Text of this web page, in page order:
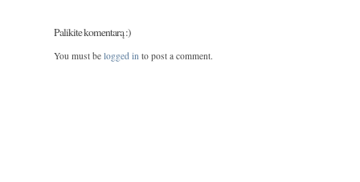
Palikite komentarą :)
You must be logged into post a comment.